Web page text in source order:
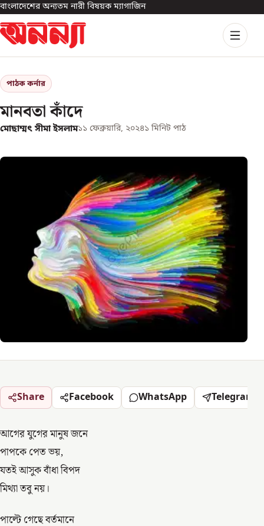
বাংলাদেশের অন্যতম নারী বিষয়ক ম্যাগাজিন
পাঠক কর্নার
মানবতা কাঁদে
মোছাম্মৎ সীমা ইসলাম১১ ফেব্রুয়ারি, ২০২৪১ মিনিট পাঠ
Share Facebook WhatsApp Telegram
আগের যুগের মানুষ জনে
পাপকে পেত ভয়,
যতই আসুক বাঁধা বিপদ
মিথ্যা তবু নয়।
পাল্টে গেছে বর্তমানে